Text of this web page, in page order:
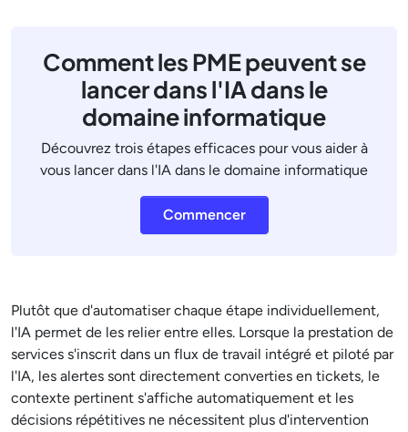
Comment les PME peuvent se
lancer dans l'IA dans le
domaine informatique
Découvrez trois étapes efficaces pour vous aider à
vous lancer dans l'IA dans le domaine informatique
Commencer
Plutôt que d'automatiser chaque étape individuellement,
l'IA permet de les relier entre elles. Lorsque la prestation de
services s'inscrit dans un flux de travail intégré et piloté par
l'IA, les alertes sont directement converties en tickets, le
contexte pertinent s'affiche automatiquement et les
décisions répétitives ne nécessitent plus d'intervention